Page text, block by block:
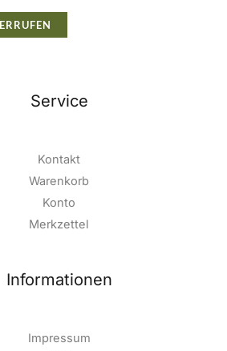
Service
Kontakt
Warenkorb
Konto
Merkzettel
Informationen
Impressum